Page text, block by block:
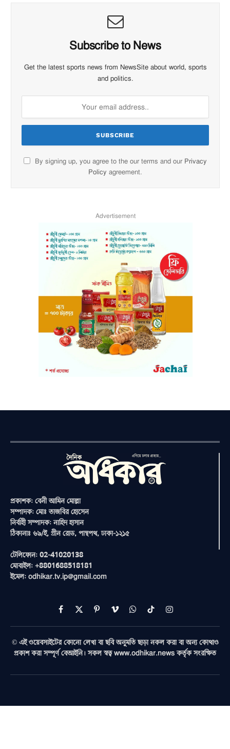
Subscribe to News
Get the latest sports news from NewsSite about world, sports
and politics.
By signing up, you agree to the our terms and our Privacy
Policy agreement.
Advertisement
প্রকাশক: বেনী আমিন মোল্লা
সম্পাদক: মোঃ তাজবির হোসেন
নির্বাহী সম্পাদক: নাহিদ হাসান
ঠিকানাঃ ৬৯/ই, গ্রীন রোড, পান্থপথ, ঢাকা-১২১৫
টেলিফোন: 02-41020138
মোবাইল: +8801688518181
ইমেল: odhikar.tv.ip@gmail.com
Facebook
X
(Twitter)
PinterestVimeoWhatsAppTikTokInstagram
© এই ওয়েবসাইটের কোনো লেখা বা ছবি অনুমতি ছাড়া নকল করা বা অন্য কোথাও
প্রকাশ করা সম্পূর্ণ বেআইনি। সকল স্বত্ব www.odhikar.news কর্তৃক সংরক্ষিত